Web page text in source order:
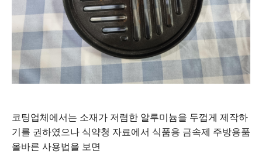
코팅업체에서는 소재가 저렴한 알루미늄을 두껍게 제작하
기를 권하였으나 식약청 자료에서 식품용 금속제 주방용품
올바른 사용법을 보면